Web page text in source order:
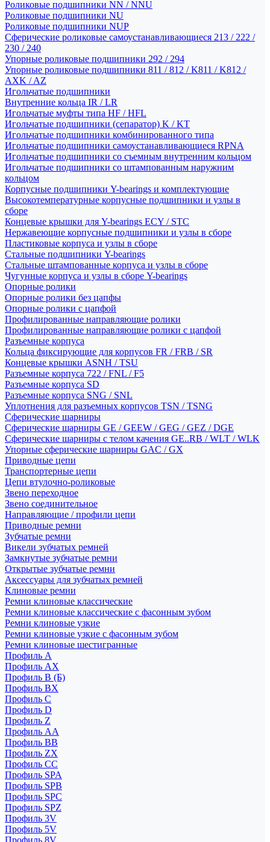
Роликовые подшипники NN / NNU
Роликовые подшипники NU
Роликовые подшипники NUP
Сферические роликовые самоустанавливающиеся 213 / 222 /
230 / 240
Упорные роликовые подшипники 292 / 294
Упорные роликовые подшипники 811 / 812 / K811 / K812 /
AXK / AZ
Игольчатые подшипники
Внутренние кольца IR / LR
Игольчатые муфты типа HF / HFL
Игольчатые подшипники (сепаратор) K / KT
Игольчатые подшипники комбинированного типа
Игольчатые подшипники самоустанавливающиеся RPNA
Игольчатые подшипники со съемным внутренним кольцом
Игольчатые подшипники со штампованным наружним
кольцом
Корпусные подшипники Y-bearings и комплектующие
Высокотемпературные корпусные подшипники и узлы в
сборе
Концевые крышки для Y-bearings ECY / STC
Нержавеющие корпусные подшипники и узлы в сборе
Пластиковые корпуса и узлы в сборе
Стальные подшипники Y-bearings
Стальные штампованные корпуса и узлы в сборе
Чугунные корпуса и узлы в сборе Y-bearings
Опорные ролики
Опорные ролики без цапфы
Опорные ролики с цапфой
Профилированные направляющие ролики
Профилированные направляющие ролики с цапфой
Разъемные корпуса
Кольца фиксирующие для корпусов FR / FRB / SR
Концевые крышки ASNH / TSU
Разъемные корпуса 722 / FNL / F5
Разъемные корпуса SD
Разъемные корпуса SNG / SNL
Уплотнения для разъемных корпусов TSN / TSNG
Сферические шарниры
Сферические шарниры GE / GEEW / GEG / GEZ / DGE
Сферические шарниры с телом качения GE..RB / WLT / WLK
Упорные сферические шарниры GAC / GX
Приводные цепи
Транспортерные цепи
Цепи втулочно-роликовые
Звено переходное
Звено соединительное
Направляющие / профили цепи
Приводные ремни
Зубчатые ремни
Викели зубчатых ремней
Замкнутые зубчатые ремни
Открытые зубчатые ремни
Аксессуары для зубчатых ремней
Клиновые ремни
Ремни клиновые классические
Ремни клиновые классические с фасонным зубом
Ремни клиновые узкие
Ремни клиновые узкие с фасонным зубом
Ремни клиновые шестигранные
Профиль A
Профиль AX
Профиль B (Б)
Профиль BX
Профиль C
Профиль D
Профиль Z
Профиль АА
Профиль BB
Профиль ZX
Профиль CC
Профиль SPA
Профиль SPB
Профиль SPC
Профиль SPZ
Профиль 3V
Профиль 5V
Профиль 8V